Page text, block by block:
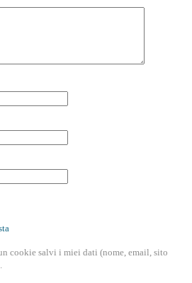
cookie salvi i miei dati (nome, email, sito